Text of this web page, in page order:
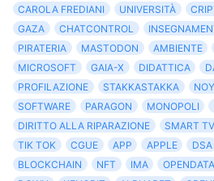
CAROLA FREDIANI
UNIVERSITÀ
GAZA
CHATCONTROL
PIRATERIA
MASTODON AMBIENTE
MICROSOFT
GAIA-X DIDATTICA
PROFILAZIONE
STAKKASTAKKA
SOFTWARE
PARAGON MONOPOLI
DIRITTO ALLA RIPARAZIONE
SMART TV
TIK TOK
CGUE APP APPLE DSA
BLOCKCHAIN
NFT IMA OPENDATA